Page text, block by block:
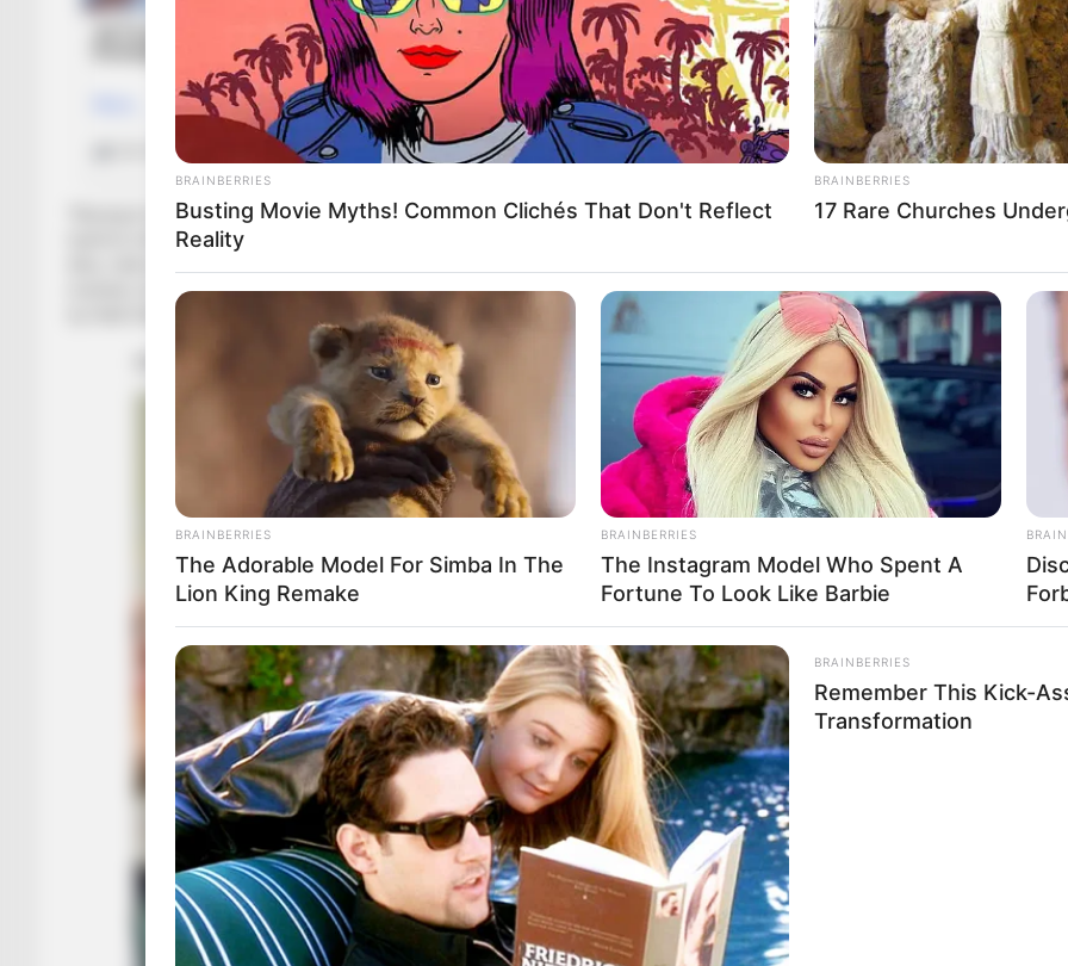
“Newsport.al” raporton se tashmë ka një ofertë zyrtare në tryezë për mesfushorin. Oferta duket e majme dhe Batha
tashmë është me njërën këmbë drejt kampionatit rumun, nga ku prej vjen edhe interesimi. Emri i ekipit ende nuk bëhet i
merkato do të kënaqte arkat e klubit, por nga ana tjetër Shehi do të humbte një nga lojtarët thelbësor që ka në grupin e
BRAINBERRIES
Busting Movie Myths! Common Clichés That Don't Reflect
Reality
BRAINBERRIES
17 Rare Churches
BRAINBERRIES
The Adorable Model For Simba In The
Lion King Remake
BRAINBERRIES
The Instagram Model Who Spent A
Fortune To Look Like Barbie
BRAINBERRIES
Remember This Kick-
Transformation